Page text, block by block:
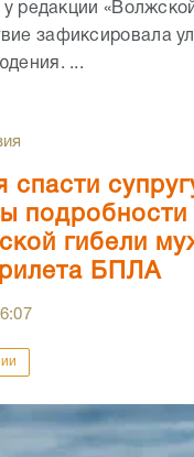
у редакции
зафиксировала
...
спасти
подробности
гибели
БПЛА